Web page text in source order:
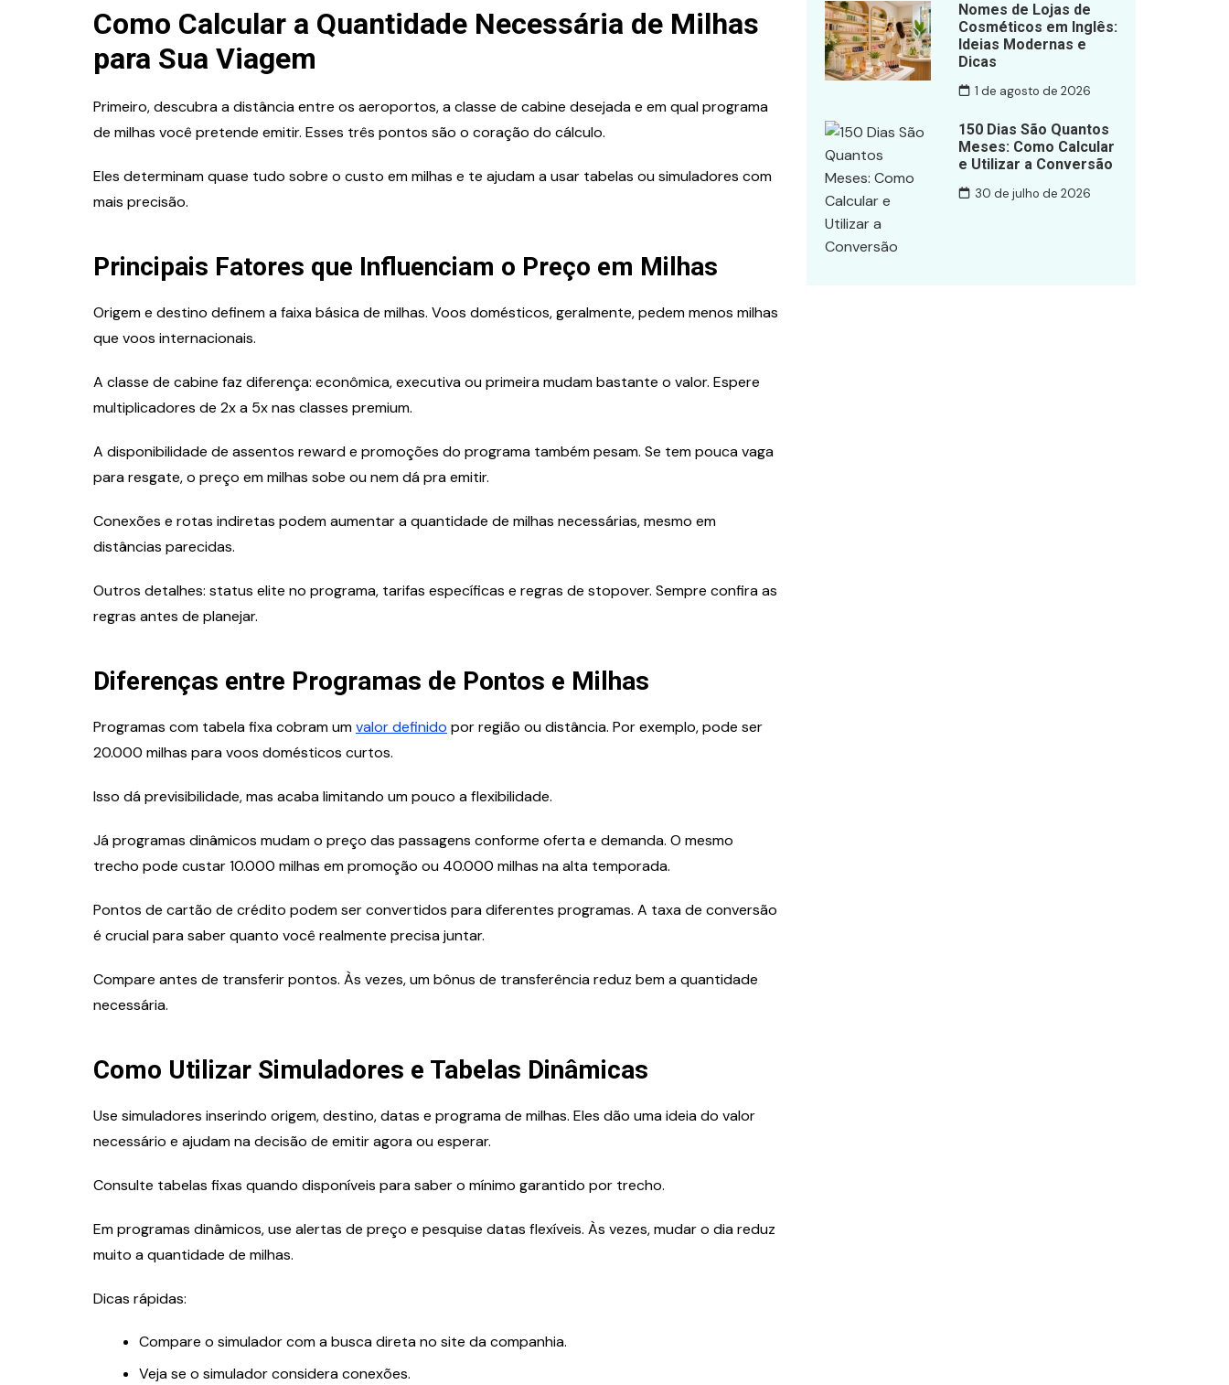
Como Calcular a Quantidade Necessária de Milhas
para Sua Viagem
Primeiro, descubra a distância entre os aeroportos, a classe de cabine desejada e em qual programa
de milhas você pretende emitir. Esses três pontos são o coração do cálculo.
Eles determinam quase tudo sobre o custo em milhas e te ajudam a usar tabelas ou simuladores com
mais precisão.
Principais Fatores que Influenciam o Preço em Milhas
Origem e destino definem a faixa básica de milhas. Voos domésticos, geralmente, pedem menos milhas
que voos internacionais.
A classe de cabine faz diferença: econômica, executiva ou primeira mudam bastante o valor. Espere
multiplicadores de 2x a 5x nas classes premium.
A disponibilidade de assentos reward e promoções do programa também pesam. Se tem pouca vaga
para resgate, o preço em milhas sobe ou nem dá pra emitir.
Conexões e rotas indiretas podem aumentar a quantidade de milhas necessárias, mesmo em
distâncias parecidas.
Outros detalhes: status elite no programa, tarifas específicas e regras de stopover. Sempre confira as
regras antes de planejar.
Diferenças entre Programas de Pontos e Milhas
Programas com tabela fixa cobram umvalor definido por região ou distância. Por exemplo, pode ser
20.000 milhas para voos domésticos curtos.
Isso dá previsibilidade, mas acaba limitando um pouco a flexibilidade.
Já programas dinâmicos mudam o preço das passagens conforme oferta e demanda. O mesmo
trecho pode custar 10.000 milhas em promoção ou 40.000 milhas na alta temporada.
Pontos de cartão de crédito podem ser convertidos para diferentes programas. A taxa de conversão
é crucial para saber quanto você realmente precisa juntar.
Compare antes de transferir pontos. Às vezes, um bônus de transferência reduz bem a quantidade
necessária.
Como Utilizar Simuladores e Tabelas Dinâmicas
Use simuladores inserindo origem, destino, datas e programa de milhas. Eles dão uma ideia do valor
necessário e ajudam na decisão de emitir agora ou esperar.
Consulte tabelas fixas quando disponíveis para saber o mínimo garantido por trecho.
Em programas dinâmicos, use alertas de preço e pesquise datas flexíveis. Às vezes, mudar o dia reduz
muito a quantidade de milhas.
Dicas rápidas:
Compare o simulador com a busca direta no site da companhia.
Veja se o simulador considera conexões.
Nomes de Lojas de
Cosméticos em Inglês:
Ideias Modernas e
Dicas
1 de agosto de 2026
150 Dias São Quantos
Meses: Como Calcular
e Utilizar a Conversão
30 de julho de 2026